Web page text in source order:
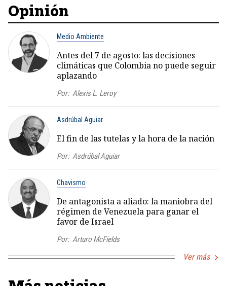
Opinión
Medio Ambiente
Antes del 7 de agosto: las decisiones
climáticas que Colombia no puede seguir
aplazando
Por: Alexis L. Leroy
Asdrúbal Aguiar
El fin de las tutelas y la hora de la nación
Por: Asdrúbal Aguiar
Chavismo
De antagonista a aliado: la maniobra del
régimen de Venezuela para ganar el
favor de Israel
Por: Arturo McFields
Ver más